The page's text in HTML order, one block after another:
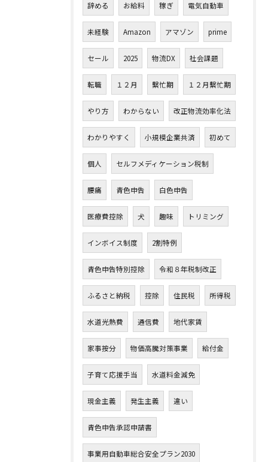
辞める お給料 稼ぎ 電気自動車
未経験 Amazon アマゾン prime
セール 2025 物流DX 社会課題
転職 １２月 繫忙期 １２月繫忙期
やり方 わからない 改正物流効率化法
わかりやすく 小規模企業共済 初めて
個人 セルフメディケーション税制
腰痛 青色申告 白色申告
医療費控除 犬 趣味 トリミング
インボイス制度 2割特例
青色申告特別控除 令和８年税制改正
ふるさと納税 控除 住民税 所得税
水道光熱費 通信費 地代家賃
家事按分 物価高騰対策事業 給付金
子育て応援手当 水道料金減免
現金主義 発生主義 違い
青色申告承認申請書
事業用自動車総合安全プラン2030